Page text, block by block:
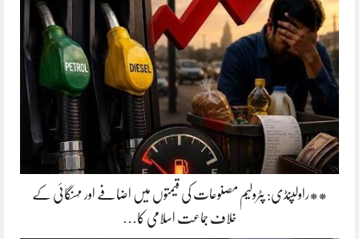
**راولپنڈی: پٹرولیم مصنوعات کی قیمتوں میں اضافے اور مہنگائی کے
خلاف جماعت اسلامی کا…